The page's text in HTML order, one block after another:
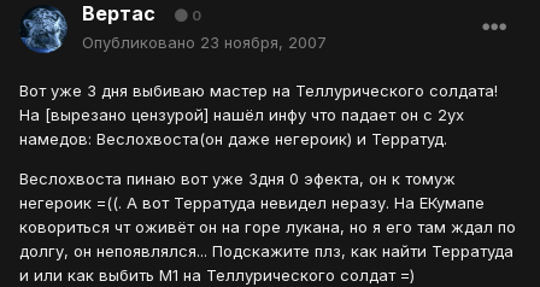
Вертас 0
Опубликовано 23 ноября, 2007
Вот уже 3 дня выбиваю мастер на Теллурического солдата!
На [вырезано цензурой] нашёл инфу что падает он с 2ух
намедов: Веслохвоста(он даже негероик) и Терратуд.
Веслохвоста пинаю вот уже 3дня 0 эфекта, он к томуж
негероик =((. А вот Терратуда невидел неразу. На ЕКумапе
ковориться чт оживёт он на горе лукана, но я его там ждал по
долгу, он непоявлялся... Подскажите плз, как найти Терратуда
и или как выбить М1 на Теллурического солдат =)